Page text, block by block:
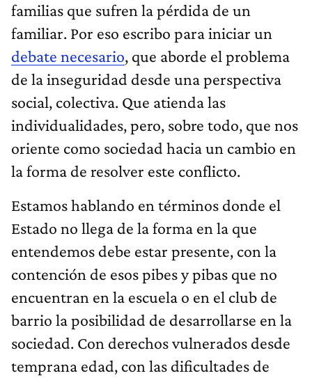
familias que sufren la pérdida de un
familiar. Por eso escribo para iniciar un
debate necesario, que aborde el problema
de la inseguridad desde una perspectiva
social, colectiva. Que atienda las
individualidades, pero, sobre todo, que nos
oriente como sociedad hacia un cambio en
la forma de resolver este conflicto.
Estamos hablando en términos donde el
Estado no llega de la forma en la que
entendemos debe estar presente, con la
contención de esos pibes y pibas que no
encuentran en la escuela o en el club de
barrio la posibilidad de desarrollarse en la
sociedad. Con derechos vulnerados desde
temprana edad, con las dificultades de